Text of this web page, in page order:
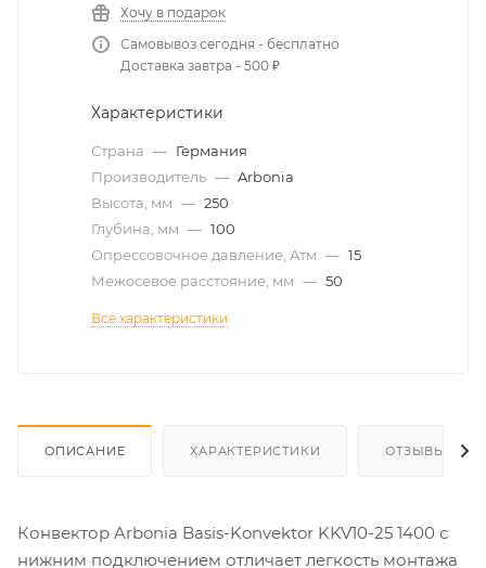
Хочу в подарок
Самовывоз сегодня - бесплатно
Доставка завтра - 500 ₽
Характеристики
Страна — Германия
Производитель — Arbonia
Высота, мм — 250
Глубина, мм — 100
Опрессовочное давление, Атм — 15
Межосевое расстояние, мм — 50
Все характеристики
ОПИСАНИЕ ХАРАКТЕРИСТИКИ ОТЗЫВЫ
Конвектор Arbonia Basis-Konvektor KKV10-25 1400 с
нижним подключением отличает легкость монтажа